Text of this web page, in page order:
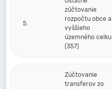
5.
zúčtovanie
rozpočtu obce a
vyššieho
územného celku
(357)
Zúčtovanie
transferov zo